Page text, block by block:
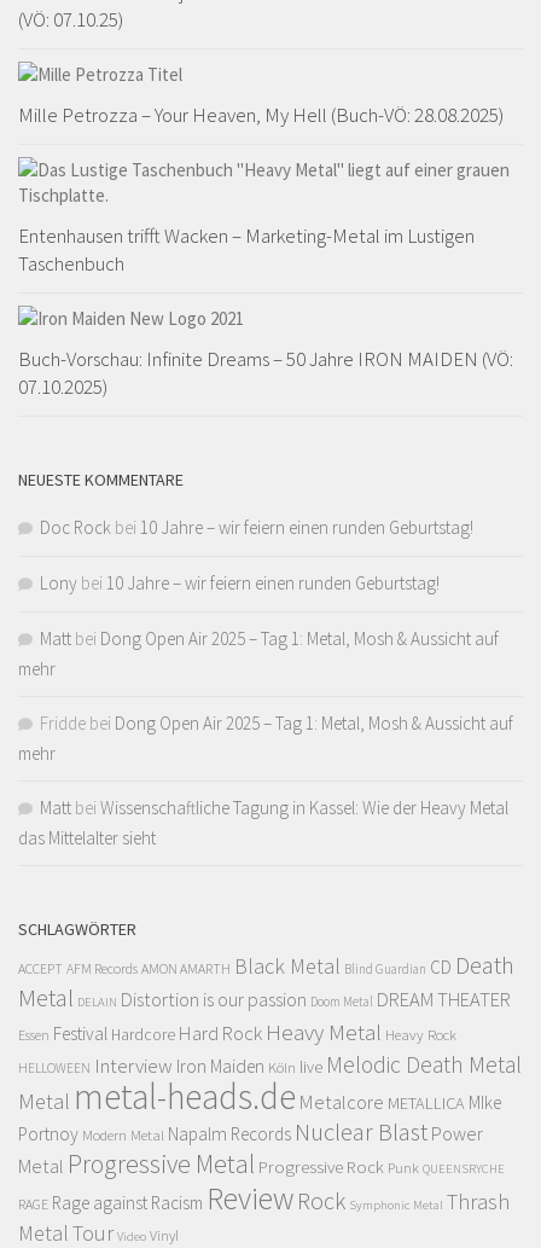
(VÖ: 07.10.25)
Mille Petrozza – Your Heaven, My Hell (Buch-VÖ: 28.08.2025)
Entenhausen trifft Wacken – Marketing-Metal im Lustigen
Taschenbuch
Buch-Vorschau: Infinite Dreams – 50 Jahre IRON MAIDEN (VÖ:
07.10.2025)
NEUESTE KOMMENTARE
Doc Rock bei 10 Jahre – wir feiern einen runden Geburtstag!
Lony bei 10 Jahre – wir feiern einen runden Geburtstag!
Matt bei Dong Open Air 2025 – Tag 1: Metal, Mosh & Aussicht auf
mehr
Fridde bei Dong Open Air 2025 – Tag 1: Metal, Mosh & Aussicht auf
mehr
Matt bei Wissenschaftliche Tagung in Kassel: Wie der Heavy Metal
das Mittelalter sieht
SCHLAGWÖRTER
ACCEPT AFM Records AMON AMARTH Black Metal Blind Guardian CD Death
Metal DELAIN Distortion is our passion Doom Metal DREAM THEATER
Essen Festival Hardcore Hard Rock Heavy Metal Heavy Rock
HELLOWEEN Interview Iron Maiden Köln live Melodic Death Metal
Metal metal-heads.de Metalcore METALLICA MIke
Portnoy Modern Metal Napalm Records Nuclear Blast Power
Metal Progressive Metal Progressive Rock Punk QUEENSRYCHE
RAGE Rage against Racism Review Rock Symphonic Metal Thrash
MetalTour Video Vinyl